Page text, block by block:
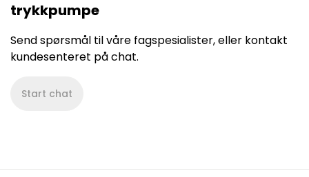
trykkpumpe
Send spørsmål til våre fagspesialister, eller kontakt
kundesenteret på chat.
Start chat